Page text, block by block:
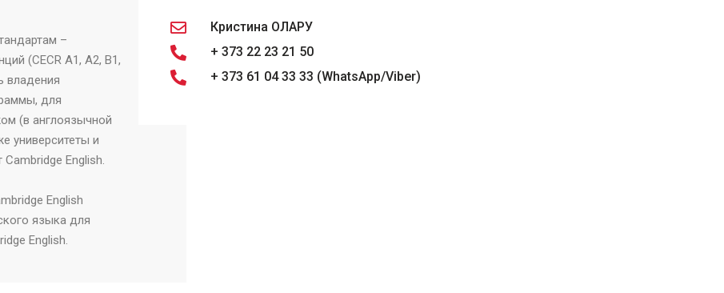
–
(CECR A1, A2, B1,
владения
для
(в англоязычной
университеты и
English.
English
языка для
English.
Кристина ОЛАРУ
+ 373 22 23 21 50
+ 373 61 04 33 33 (WhatsApp/Viber)